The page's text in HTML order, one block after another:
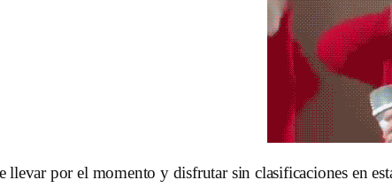
llevar por el momento y disfrutar sin clasificaciones en